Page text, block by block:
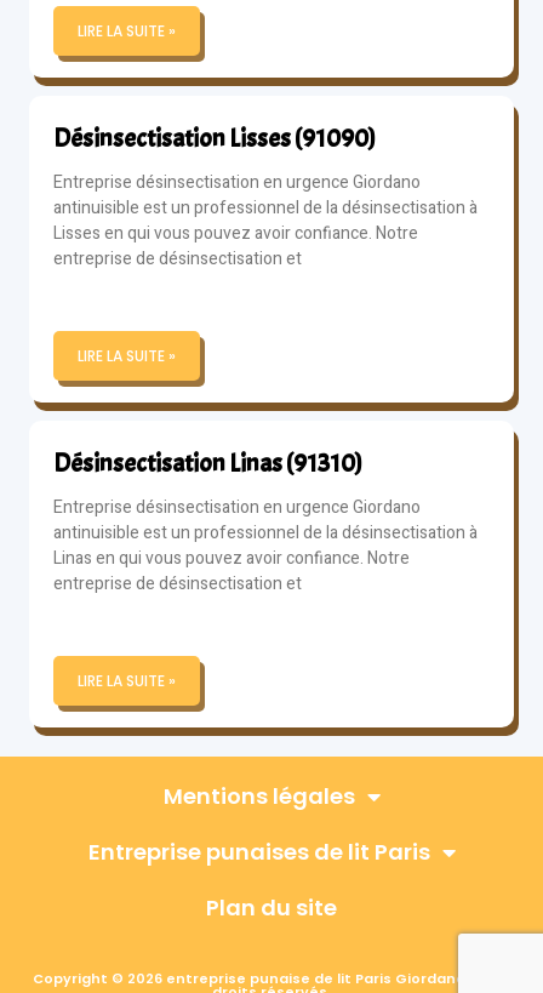
LIRE LA SUITE »
Désinsectisation Lisses (91090)
Entreprise désinsectisation en urgence Giordano
antinuisible est un professionnel de la désinsectisation à
Lisses en qui vous pouvez avoir confiance. Notre
entreprise de désinsectisation et
LIRE LA SUITE »
Désinsectisation Linas (91310)
Entreprise désinsectisation en urgence Giordano
antinuisible est un professionnel de la désinsectisation à
Linas en qui vous pouvez avoir confiance. Notre
entreprise de désinsectisation et
LIRE LA SUITE »
Mentions légales
Entreprise punaises de lit Paris
Plan du site
Copyright © 2026 entreprise punaise de lit Paris Giordano, Tous